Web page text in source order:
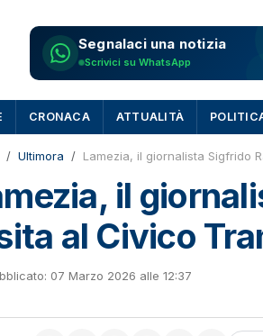
Segnalaci una notizia
Scrivici su WhatsApp
CRONACA ATTUALITÀ
Ultimora Lamezia, il giornalista Sigfrido
il
al Civico
07 Marzo 2026 alle 12:37